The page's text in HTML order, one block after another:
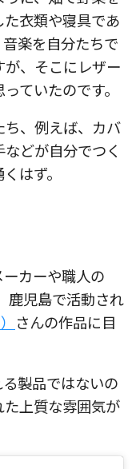
衣類や寝具であ
楽を自分たちで
、そこにレザー
ていたのです。
ち、例えば、カバ
どが自分でつく
はず。
カーや職人の
鹿児島で活動され
さんの作品に目
製品ではないの
上質な雰囲気が